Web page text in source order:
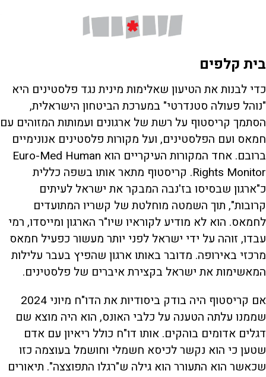
בית קלפים
כדי לבנות את הטיעון שאלימות מינית נגד פלסטינים היא
"נוהל פעולה סטנדרטי" במערכת הביטחון הישראלית,
הסתמך קריסטוף על רשת של ארגונים ועמותות המזוהים עם
חמאס ועם הפלסטינים, ועל מקורות פלסטינים אנונימיים
ברובם. אחד המקורות העיקריים הוא Euro-Med Human
Rights Monitor. קריסטוף מתאר אותו בשפה כללית
כ"ארגון שבסיסו בז'נבה המבקר את ישראל לעיתים
קרובות", תוך השמטה מוחלטת של קשריו המתועדים
לחמאס. הוא לא מודיע לקוראיו שיו"ר הארגון ומייסדו, רמי
עבדו, זוהה על ידי ישראל לפני יותר מעשור כפעיל חמאס
מרכזי באירופה. מדובר באותו ארגון שהפיץ בעבר עלילות
המאשימות את ישראל בקצירת איברים של פלסטינים.
אם קריסטוף היה בודק ביסודיות את הדו"ח מיוני 2024
שממנו עלתה הטענה על כלבי האונס, הוא היה מוצא שם
דגלים אדומים בוהקים. אותו דו"ח כולל ריאיון עם אדם
שטען כי הוא נקשר לכיסא חשמלי וחושמל בעוצמה כזו
שכאשר הוא התעורר הוא גילה ש"רגלו התפוצצה". תיאורים